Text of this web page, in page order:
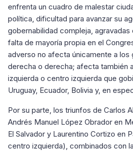
enfrenta un cuadro de malestar
política, dificultad para avanzar su
gobernabilidad compleja,
falta de mayoría propia en el
adverso no afecta únicamente a los
derecha o derecha; afecta también
izquierda o centro izquierda que
Uruguay, Ecuador, Bolivia y, en
Por su parte, los triunfos de Carlos
Andrés Manuel López Obrador en
El Salvador y Laurentino Cortizo en
centro izquierda), combinados con